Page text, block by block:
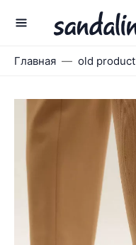
Главная old product